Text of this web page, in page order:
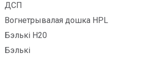
ДСП
Вогнетрывалая дошка HPL
Бэлькі H20
Бэлькі